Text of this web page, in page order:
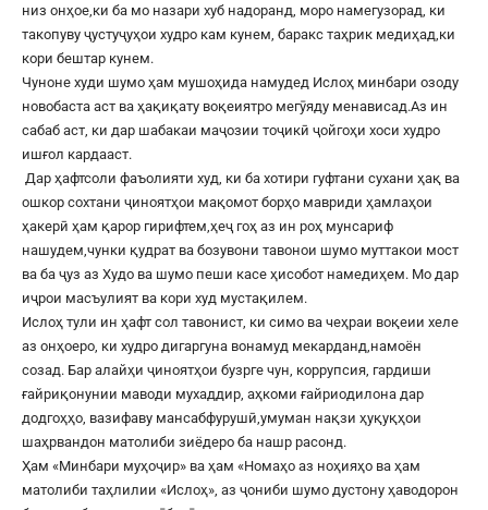
низ онҳое,ки ба мо назари хуб надоранд, моро намегузорад, ки
такопуву ҷустуҷуҳои худро кам кунем, баракс таҳрик медиҳад,ки
кори бештар кунем.
Чуноне худи шумо ҳам мушоҳида намудед Ислоҳ минбари озоду
новобаста аст ва ҳақиқату воқеиятро мегӯяду менависад.Аз ин
сабаб аст, ки дар шабакаи маҷозии тоҷикӣ ҷойгоҳи хоси худро
ишғол кардааст.
Дар ҳафтсоли фаъолияти худ, ки ба хотири гуфтани сухани ҳақ ва
ошкор сохтани ҷиноятҳои мақомот борҳо мавриди ҳамлаҳои
ҳакерӣ ҳам қарор гирифтем,ҳеҷ гоҳ аз ин роҳ мунсариф
нашудем,чунки қудрат ва бозувони тавонои шумо муттакои мост
ва ба ҷуз аз Худо ва шумо пеши касе ҳисобот намедиҳем. Мо дар
иҷрои масъулият ва кори худ мустақилем.
Ислоҳ тули ин ҳафт сол тавонист, ки симо ва чеҳраи воқеии хеле
аз онҳоеро, ки худро дигаргуна вонамуд мекарданд,намоён
созад. Бар алайҳи ҷиноятҳои бузрге чун, коррупсия, гардиши
ғайриқонунии маводи мухаддир, аҳкоми ғайриодилона дар
додгоҳҳо, вазифаву мансабфурушӣ,умуман нақзи ҳуқуқҳои
шаҳрвандон матолиби зиёдеро ба нашр расонд.
Ҳам «Минбари муҳоҷир» ва ҳам «Номаҳо аз ноҳияҳо ва ҳам
матолиби таҳлилии «Ислоҳ», аз ҷониби шумо дустону ҳаводорон